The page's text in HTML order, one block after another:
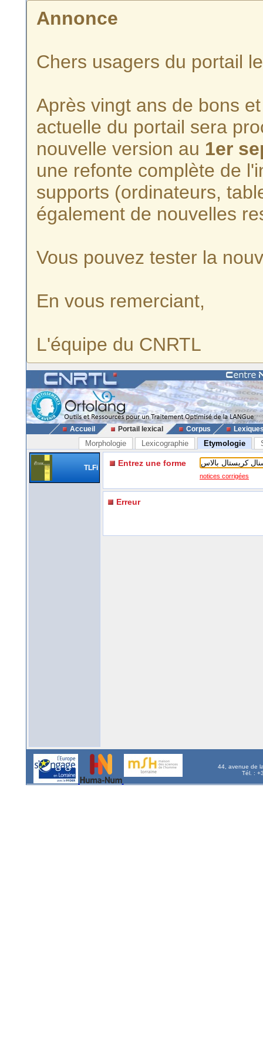
Annonce
Chers usagers du portail
Après vingt ans de bons
actuelle du portail sera
nouvelle version au 1er
une refonte complète de
supports (ordinateurs,
également de nouvelles
Vous pouvez tester la
En vous remerciant,
L'équipe du CNRTL
Accueil Portail lexical Corpus
Morphologie Lexicographie Etymologie
TLFi Entrez une forme
notices corrigées
Erreur
44, avenue de
Tél. :